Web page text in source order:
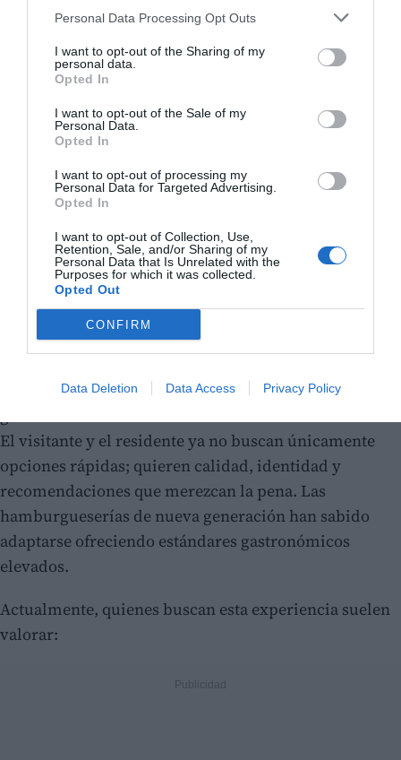
Personal Data Processing Opt Outs
I want to opt-out of the Sharing of my
personal data.
Opted In
I want to opt-out of the Sale of my
Personal Data.
Opted In
I want to opt-out of processing my
Personal Data for Targeted Advertising.
Opted In
I want to opt-out of Collection, Use,
Retention, Sale, and/or Sharing of my
Personal Data that Is Unrelated with the
Purposes for which it was collected.
Opted Out
CONFIRM
Data Deletion Data Access Privacy Policy
Qué busca hoy el consumidor en Benidorm
Fanneli's Burgers Benidorm
, confirman que la
El visitante y el residente ya no buscan únicamente
opciones rápidas; quieren calidad, identidad y
recomendaciones que merezcan la pena. Las
hamburgueserías de nueva generación han sabido
adaptarse ofreciendo estándares gastronómicos
elevados.
Actualmente, quienes buscan esta experiencia suelen
valorar: